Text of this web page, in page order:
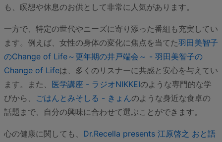
も、瞑想や休息のお供として非常に人気があります。
一方で、特定の世代やニーズに寄り添った番組も充実してい
ます。例えば、女性の身体の変化に焦点を当てた羽田美智子
のChange of Life～更年期の井戸端会～ - 羽田美智子の
Change of Lifeは、多くのリスナーに共感と安心を与えてい
ます。また、 医学講座 - ラジオNIKKEIのような専門的な学
びから、 ごはんとみそしる - きょんのような身近な食卓の
話題まで、自分の興味に合わせて選ぶことができます。
心の健康に関しても、 Dr.Recella presents 江原啓之 おと語